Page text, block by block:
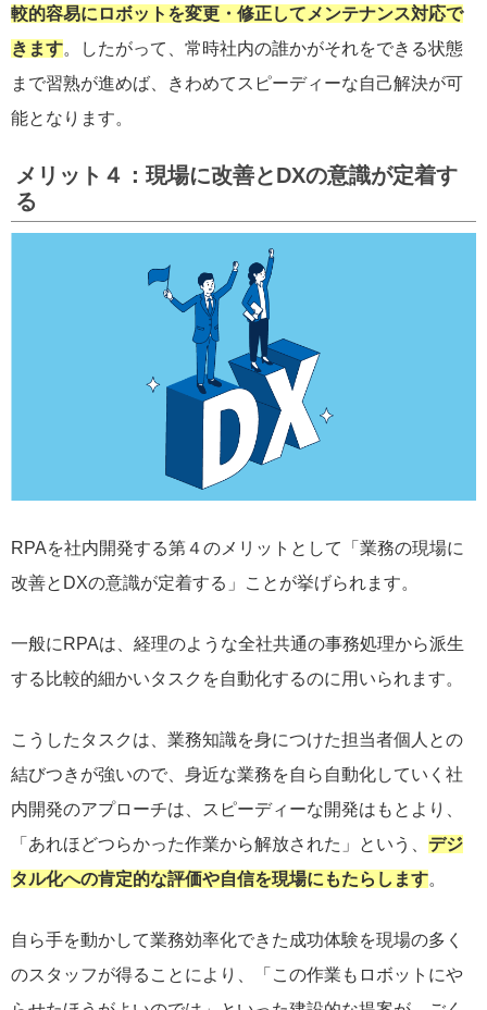
較的容易にロボットを変更・修正してメンテナンス対応で
きます。したがって、常時社内の誰かがそれをできる状態
まで習熟が進めば、きわめてスピーディーな自己解決が可
能となります。
メリット４：現場に改善とDXの意識が定着す
る
RPAを社内開発する第４のメリットとして「業務の現場に
改善とDXの意識が定着する」ことが挙げられます。
一般にRPAは、経理のような全社共通の事務処理から派生
する比較的細かいタスクを自動化するのに用いられます。
こうしたタスクは、業務知識を身につけた担当者個人との
結びつきが強いので、身近な業務を自ら自動化していく社
内開発のアプローチは、スピーディーな開発はもとより、
「あれほどつらかった作業から解放された」という、 デジ
タル化への肯定的な評価や自信を現場にもたらします。
自ら手を動かして業務効率化できた成功体験を現場の多く
のスタッフが得ることにより、「この作業もロボットにや